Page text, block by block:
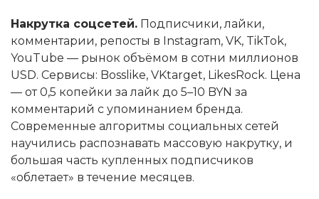
Накрутка соцсетей. Подписчики, лайки,
комментарии, репосты в Instagram, VK, TikTok,
YouTube — рынок объёмом в сотни миллионов
USD. Сервисы: Bosslike, VKtarget, LikesRock. Цена
— от 0,5 копейки за лайк до 5–10 BYN за
комментарий с упоминанием бренда.
Современные алгоритмы социальных сетей
научились распознавать массовую накрутку, и
большая часть купленных подписчиков
«облетает» в течение месяцев.